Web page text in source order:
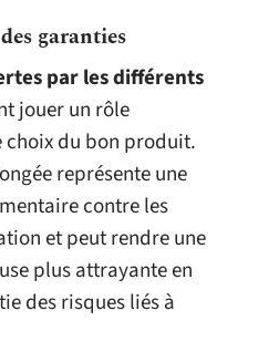
garanties
par les différents
jouer un rôle
du bon produit.
représente une
contre les
et peut rendre une
plus attrayante en
des risques liés à